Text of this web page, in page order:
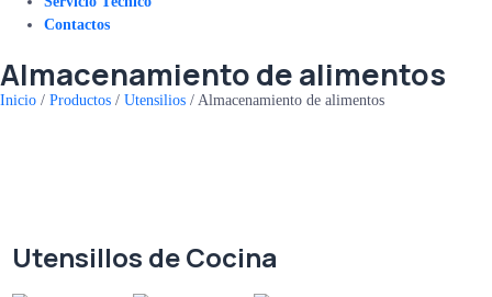
Contactos
Almacenamiento de alimentos
Inicio / Productos / Utensilios / Almacenamiento de alimentos
Utensillos de Cocina